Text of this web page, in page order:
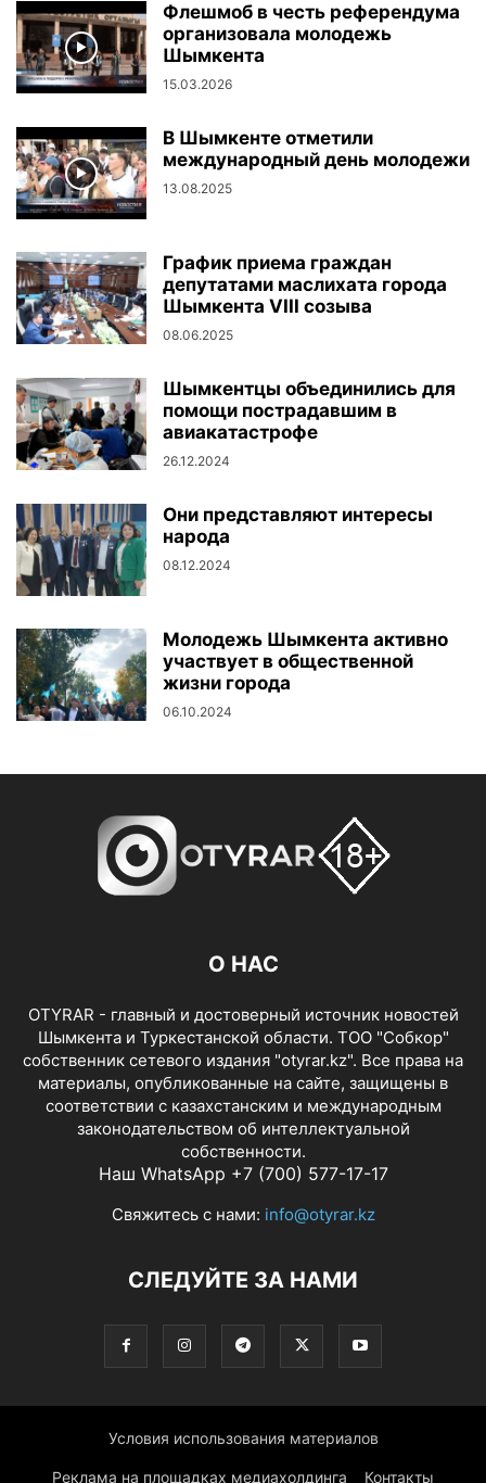
Флешмоб в честь референдума
организовала молодежь
Шымкента
15.03.2026
В Шымкенте отметили
международный день молодежи
13.08.2025
График приема граждан
депутатами маслихата города
Шымкента VIII созыва
08.06.2025
Шымкентцы объединились для
помощи пострадавшим в
авиакатастрофе
26.12.2024
Они представляют интересы
народа
08.12.2024
Молодежь Шымкента активно
участвует в общественной
жизни города
06.10.2024
О НАС
OTYRAR - главный и достоверный источник новостей
Шымкента и Туркестанской области. ТОО "Собкор"
собственник сетевого издания "otyrar.kz". Все права на
материалы, опубликованные на сайте, защищены в
соответствии с казахстанским и международным
законодательством об интеллектуальной
собственности.
Наш WhatsApp +7 (700) 577-17-17
Свяжитесь с нами: info@otyrar.kz
СЛЕДУЙТЕ ЗА НАМИ
Условия использования материалов
Реклама на площадках медиахолдинга Контакты